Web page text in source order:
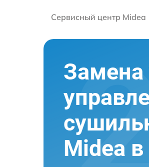
Сервисный центр Midea
Замена
Midea